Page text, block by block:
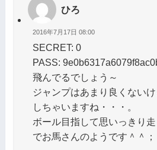
ひろ
2016年7月17日 08:00
SECRET: 0
PASS:
飛んでるでしょう～
ジャンプはあまり良くない
しちゃいますね・・・。
ボール目指して思いっきり
でお馬さんのようです＾＾；